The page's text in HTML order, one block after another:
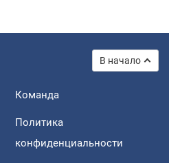
В начало
Команда
Политика
конфиденциальности